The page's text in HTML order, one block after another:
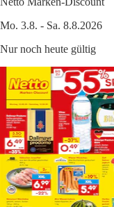
Mo. 3.8. - Sa. 8.8.2026
Nur noch heute gültig